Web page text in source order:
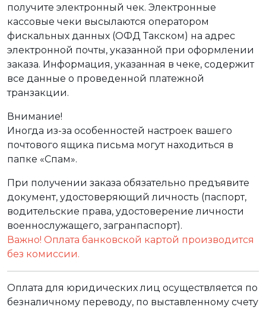
получите электронный чек. Электронные
кассовые чеки высылаются оператором
фискальных данных (ОФД Такском) на адрес
электронной почты, указанной при оформлении
заказа. Информация, указанная в чеке, содержит
все данные о проведенной платежной
транзакции.
Внимание!
Иногда из-за особенностей настроек вашего
почтового ящика письма могут находиться в
папке «Спам».
При получении заказа обязательно предъявите
документ, удостоверяющий личность (паспорт,
водительские права, удостоверение личности
военнослужащего, загранпаспорт).
Важно! Оплата банковской картой производится
без комиссии.
Оплата для юридических лиц осуществляется по
безналичному переводу, по выставленному счету